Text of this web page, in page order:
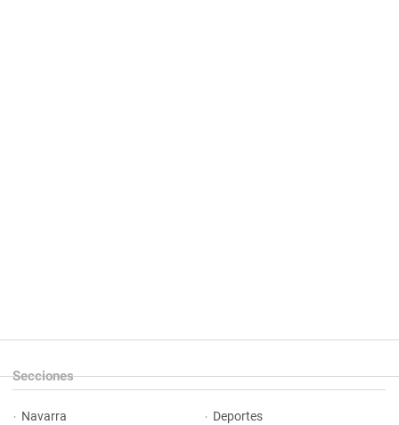
Secciones
Navarra Deportes